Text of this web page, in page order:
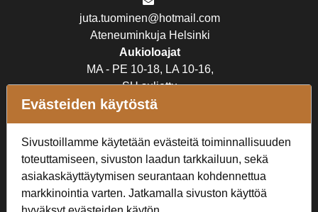
juta.tuominen@hotmail.com
Ateneuminkuja Helsinki
Aukioloajat
MA - PE 10-18, LA 10-16,
SU suljettu
Verkkokauppa
Tilaus- ja toimitusehdot
Rekisteriseloste
Seuraa Meitä
Evästeiden käytöstä
Sivustoillamme käytetään evästeitä toiminnallisuuden
toteuttamiseen, sivuston laadun tarkkailuun, sekä
asiakaskäyttäytymisen seurantaan kohdennettua
markkinointia varten. Jatkamalla sivuston käyttöä